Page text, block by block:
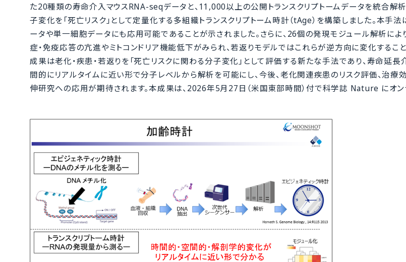
た20種類の寿命介入マウスRNA-seqデータと、11,000以上の公開トランスクリプトームデータを統合解析
子変化を「死亡リスク」として定量化する多組織トランスクリプトーム時計（tAge）を構築しました。本手法
ータや単一細胞データにも応用可能であることが示されました。さらに、26個の発現モジュール解析によ
症・免疫応答の亢進やミトコンドリア機能低下がみられ、若返りモデルではこれらが逆方向に変化するこ
成果は老化・疾患・若返りを「死亡リスクに関わる分子変化」として評価する新たな手法であり、寿命延
間的にリアルタイムに近い形で分子レベルから解析を可能にし、今後、老化関連疾患のリスク評価、治療
伸研究への応用が期待されます。本成果は、2026年5月27日（米国東部時間）付で科学誌 Nature にオン